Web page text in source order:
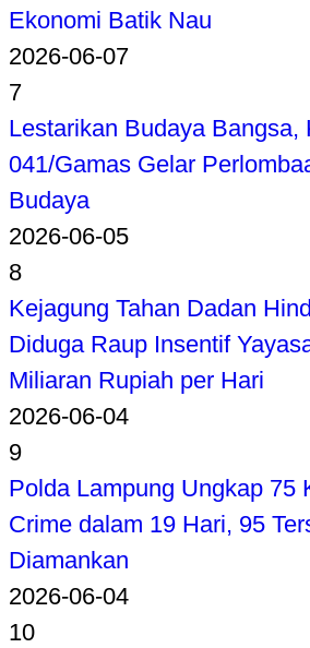
Ekonomi Batik Nau
2026-06-07
7
Lestarikan Budaya Bangsa,
041/Gamas Gelar
Budaya
2026-06-05
8
Kejagung Tahan Dadan
Diduga Raup Insentif
Miliaran Rupiah per Hari
2026-06-04
9
Polda Lampung Ungkap 75
Crime dalam 19 Hari, 95
Diamankan
2026-06-04
10